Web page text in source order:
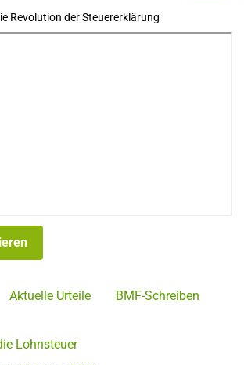
Revolution der Steuererklärung
Aktuelle Urteile BMF-Schreiben
Lohnsteuer